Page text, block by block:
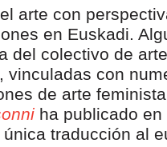
arte con
en Euskadi.
del colectivo de
, vinculadas con
de arte
ha publicado en
traducción al